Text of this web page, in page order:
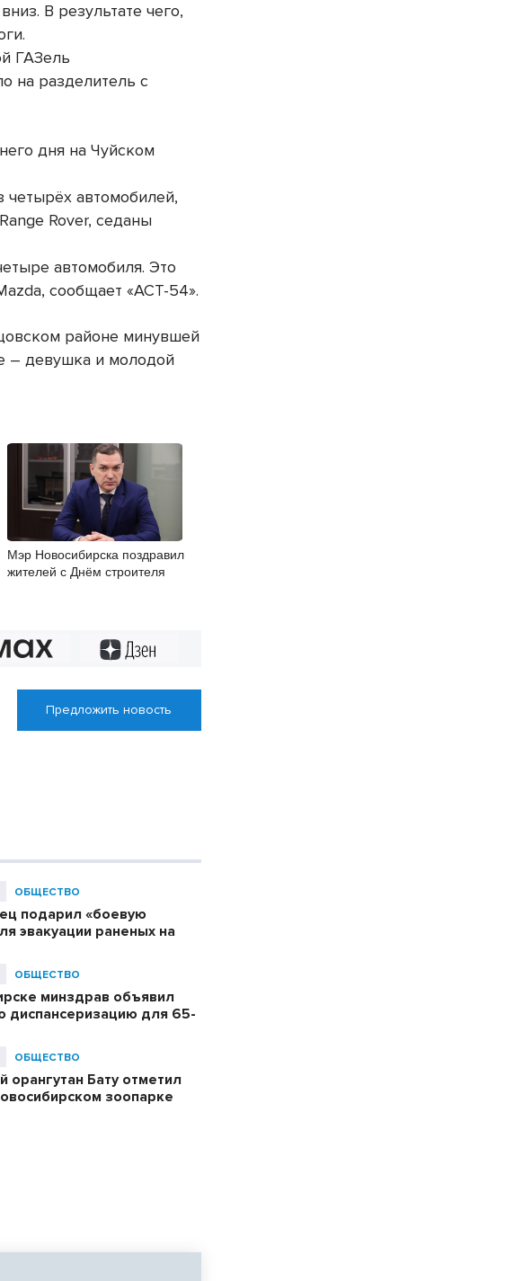
В результате чего,
ГАЗель
на разделитель с
дня на Чуйском
четырёх автомобилей,
Rover, седаны
автомобиля. Это
сообщает «АСТ-54».
районе минувшей
– девушка и молодой
Мэр Новосибирска поздравил
жителей с Днём строителя
Предложить новость
ОБЩЕСТВО
подарил «боевую
эвакуации раненых на
ОБЩЕСТВО
минздрав объявил
диспансеризацию для 65-
ОБЩЕСТВО
орангутан Бату отметил
зоопарке